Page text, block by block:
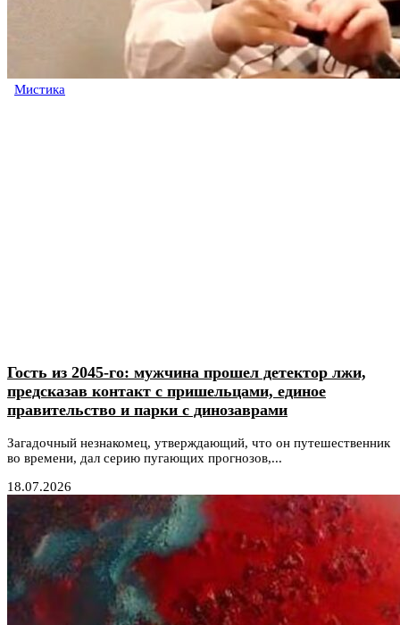
Мистика
Гость из 2045-го: мужчина прошел детектор лжи,
предсказав контакт с пришельцами, единое
правительство и парки с динозаврами
Загадочный незнакомец, утверждающий, что он путешественник
во времени, дал серию пугающих прогнозов,...
18.07.2026